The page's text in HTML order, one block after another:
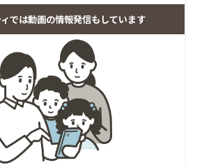
では動画の情報発信もしています